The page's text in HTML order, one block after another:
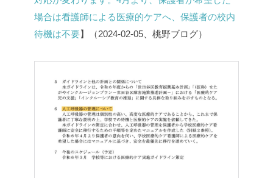
場合は看護師による医療的ケアへ、保護者の校内
待機は不要】（2024-02-05、桃野ブログ）